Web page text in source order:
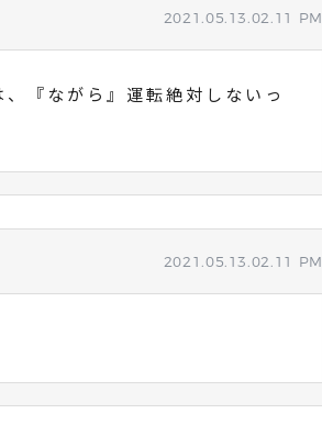
2021.05.13.02.11 PM
『ながら』運転絶対しないっ
2021.05.13.02.11 PM